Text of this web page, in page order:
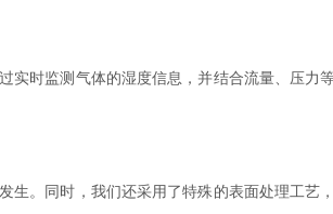
时监测气体的湿度信息，并结合流量、压力
。同时，我们还采用了特殊的表面处理工艺